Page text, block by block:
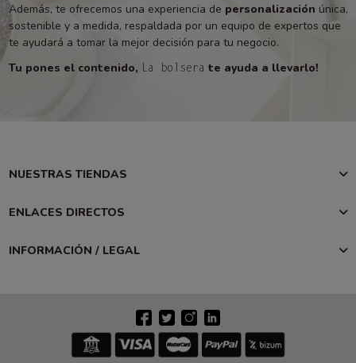
Además, te ofrecemos una experiencia de personalización única,
sostenible y a medida, respaldada por un equipo de expertos que
te ayudará a tomar la mejor decisión para tu negocio.
Tu pones el contenido, La bolsera te ayuda a llevarlo!
NUESTRAS TIENDAS
ENLACES DIRECTOS
INFORMACIÓN / LEGAL